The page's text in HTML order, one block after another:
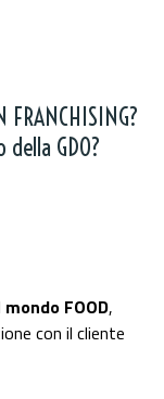
FRANCHISING?
GDO?
mondo FOOD,
con il cliente